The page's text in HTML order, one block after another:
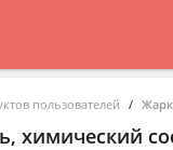
пользователей
химический